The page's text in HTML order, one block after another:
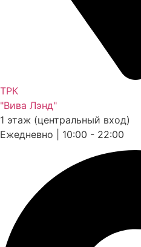
ТРК
"Вива Лэнд"
1 этаж (центральный вход)
Ежедневно | 10:00 - 22:00